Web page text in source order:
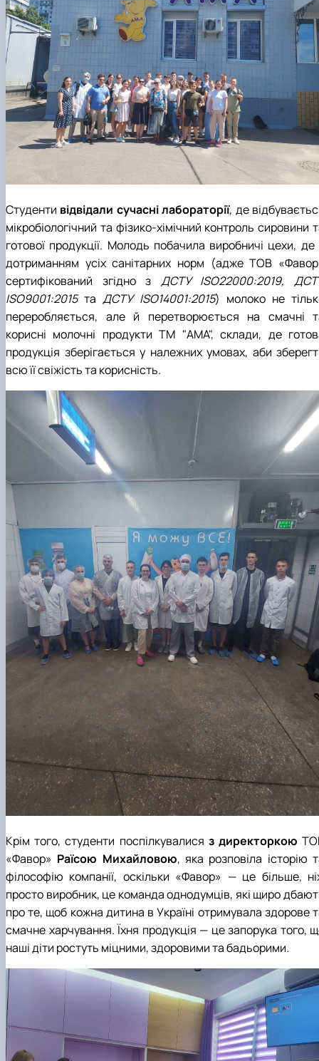
Студенти відвідали сучасні лабораторії, де
мікробіологічний та фізико-хімічний контроль сировини
готової продукції. Молодь побачила виробничі цехи, де
дотриманням усіх санітарних норм (адже ТОВ
сертифікований згідно з ДСТУ ISO22000:2019,
ISO9001:2015та ДСТУ ISO14001:2015) молоко не
переробляється, але й перетворюється на смачні
корисні молочні продукти ТМ "АМА", склади, де
продукція зберігається у належних умовах, аби
всю її свіжість та корисність.
Крім того, студенти поспілкувалися з директоркою
«Фавор» Раїсою Михайловою, яка розповіла історію
філософію компанії, оскільки «Фавор» — це більше,
просто виробник, це команда однодумців, які щиро
про те, щоб кожна дитина в Україні отримувала здорове
смачне харчування. Їхня продукція — це запорука того,
наші діти ростуть міцними, здоровими та бадьорими.